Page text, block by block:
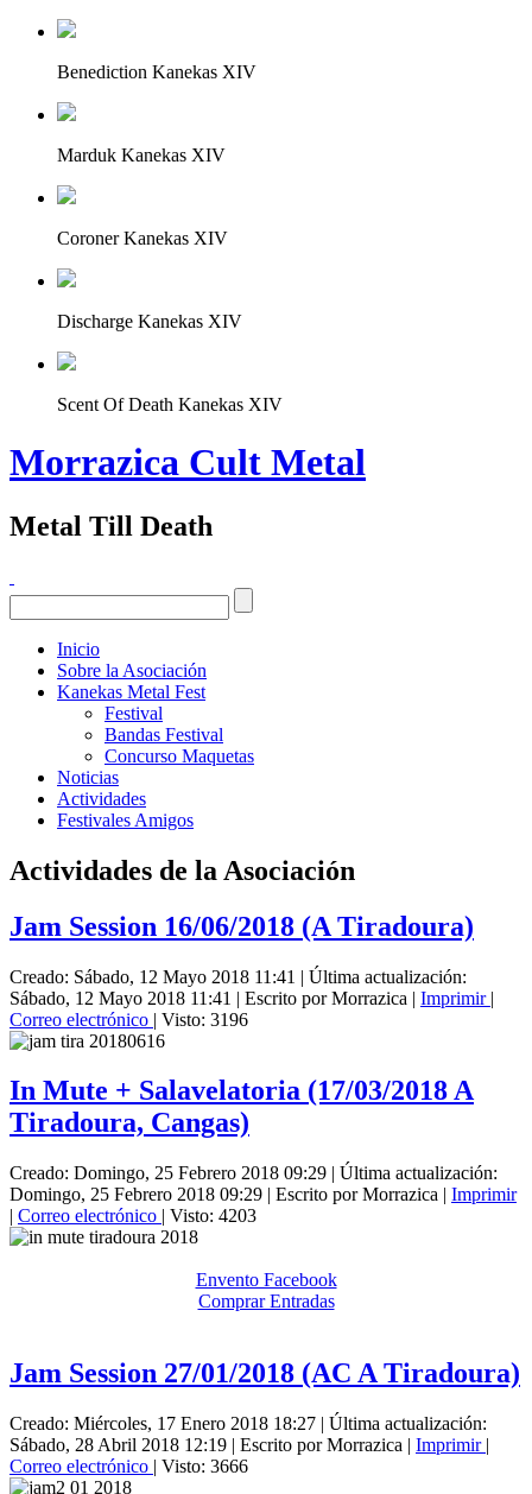
Benediction Kanekas XIV
Marduk Kanekas XIV
Coroner Kanekas XIV
Discharge Kanekas XIV
Scent Of Death Kanekas XIV
Morrazica Cult Metal
Metal Till Death
Inicio
Sobre la Asociación
Kanekas Metal Fest
Festival
Bandas Festival
Concurso Maquetas
Noticias
Actividades
Festivales Amigos
Actividades de la Asociación
Jam Session 16/06/2018 (A Tiradoura)
Creado: Sábado, 12 Mayo 2018 11:41 | Última actualización:
Sábado, 12 Mayo 2018 11:41 | Escrito por Morrazica | Imprimir |
Correo electrónico | Visto: 3196
In Mute + Salavelatoria (17/03/2018 A
Tiradoura, Cangas)
Creado: Domingo, 25 Febrero 2018 09:29 | Última actualización:
Domingo, 25 Febrero 2018 09:29 | Escrito por Morrazica | Imprimir
| Correo electrónico | Visto: 4203
Envento Facebook
Comprar Entradas
Jam Session 27/01/2018 (AC A Tiradoura)
Creado: Miércoles, 17 Enero 2018 18:27 | Última actualización:
Sábado, 28 Abril 2018 12:19 | Escrito por Morrazica | Imprimir |
Correo electrónico | Visto: 3666